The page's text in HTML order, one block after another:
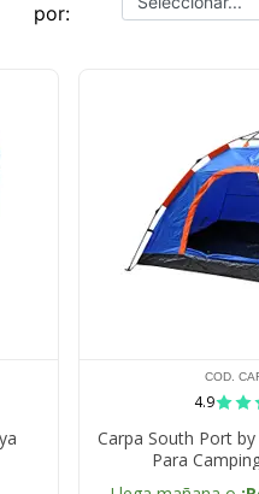
por:
COD.
4.9
Carpa South Port
Para